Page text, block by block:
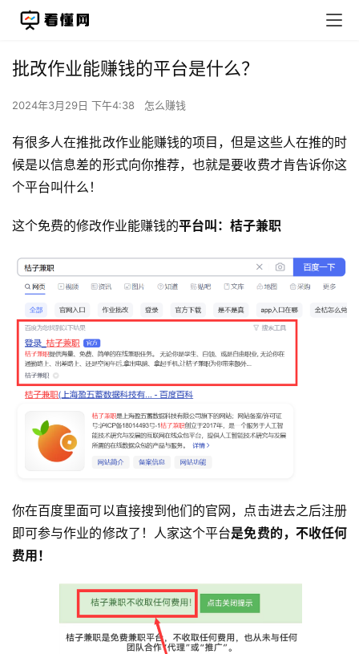
批改作业能赚钱的平台是什么？
2024年3月29日 下午4:38 怎么赚钱
有很多人在推批改作业能赚钱的项目，但是这些人在推的时
候是以信息差的形式向你推荐，也就是要收费才肯告诉你这
个平台叫什么！
这个免费的修改作业能赚钱的平台叫：桔子兼职
你在百度里面可以直接搜到他们的官网，点击进去之后注册
即可参与作业的修改了！人家这个平台是免费的，不收任何
费用！